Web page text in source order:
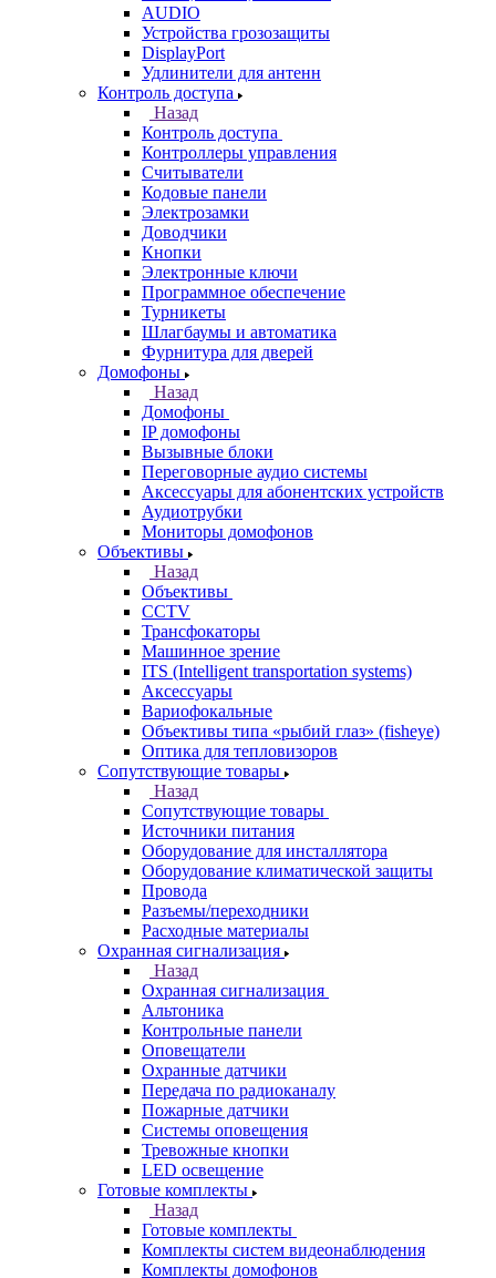
AUDIO
Устройства грозозащиты
DisplayPort
Удлинители для антенн
Контроль доступа
Назад
Контроль доступа
Контроллеры управления
Считыватели
Кодовые панели
Электрозамки
Доводчики
Кнопки
Электронные ключи
Программное обеспечение
Турникеты
Шлагбаумы и автоматика
Фурнитура для дверей
Домофоны
Назад
Домофоны
IP домофоны
Вызывные блоки
Переговорные аудио системы
Аксессуары для абонентских устройств
Аудиотрубки
Мониторы домофонов
Объективы
Назад
Объективы
CCTV
Трансфокаторы
Машинное зрение
ITS (Intelligent transportation systems)
Аксессуары
Вариофокальные
Объективы типа «рыбий глаз» (fisheye)
Оптика для тепловизоров
Сопутствующие товары
Назад
Сопутствующие товары
Источники питания
Оборудование для инсталлятора
Оборудование климатической защиты
Провода
Разъемы/переходники
Расходные материалы
Охранная сигнализация
Назад
Охранная сигнализация
Альтоника
Контрольные панели
Оповещатели
Охранные датчики
Передача по радиоканалу
Пожарные датчики
Системы оповещения
Тревожные кнопки
LED освещение
Готовые комплекты
Назад
Готовые комплекты
Комплекты систем видеонаблюдения
Комплекты домофонов